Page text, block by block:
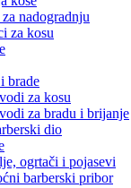
nadogradnju
za kosu
brade
za kosu
za bradu i brijanje
dio
ogrtači i pojasevi
barberski pribor